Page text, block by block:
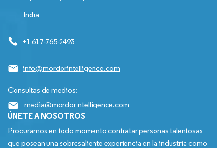
India
+1 617-765-2493
info@mordorintelligence.com
Consultas de medios:
media@mordorintelligence.com
ÚNETE A NOSOTROS
Procuramos en todo momento contratar personas talentosas
que posean una sobresaliente experiencia en la industria como